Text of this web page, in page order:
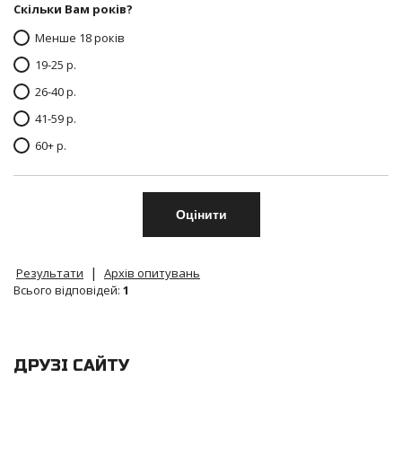
Скільки Вам років?
Менше 18 років
19-25 р.
26-40 р.
41-59 р.
60+ р.
Результати |
Архів опитувань
Всього відповідей: 1
ДРУЗІ САЙТУ